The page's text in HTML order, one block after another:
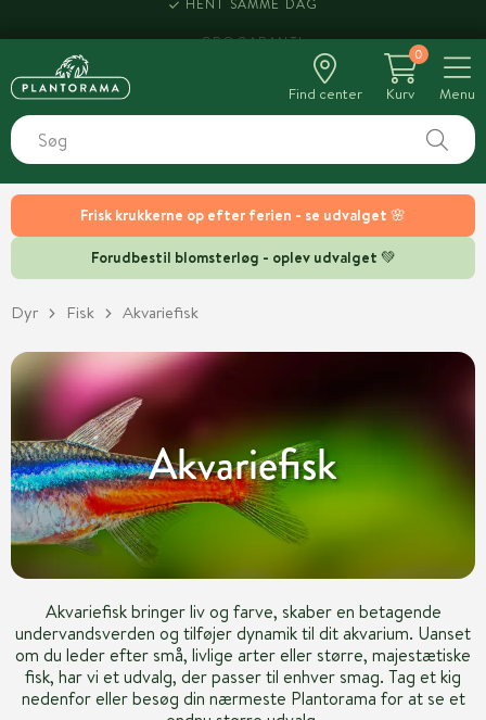
Frisk krukkerne op efter ferien - se udvalget 🌸
Forudbestil blomsterløg - oplev udvalget 💚
Find center
0
Kurv
Menu
Dyr Fisk Akvariefisk
Akvariefisk
Akvariefisk bringer liv og farve, skaber en betagende
undervandsverden og tilføjer dynamik til dit akvarium. Uanset
om du leder efter små, livlige arter eller større, majestætiske
fisk, har vi et udvalg, der passer til enhver smag. Tag et kig
nedenfor eller besøg din nærmeste Plantorama for at se et